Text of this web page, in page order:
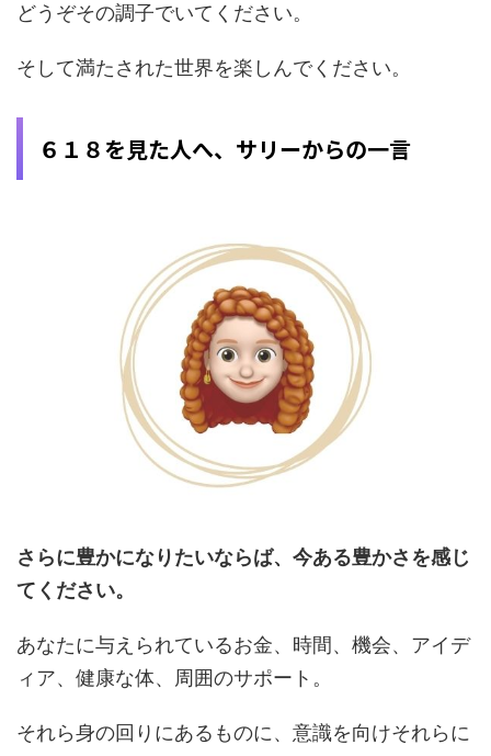
どうぞその調子でいてください。
そして満たされた世界を楽しんでください。
６１８を見た人へ、サリーからの一言
さらに豊かになりたいならば、今ある豊かさを感じ
てください。
あなたに与えられているお金、時間、機会、アイデ
ィア、健康な体、周囲のサポート。
それら身の回りにあるものに、意識を向けそれらに